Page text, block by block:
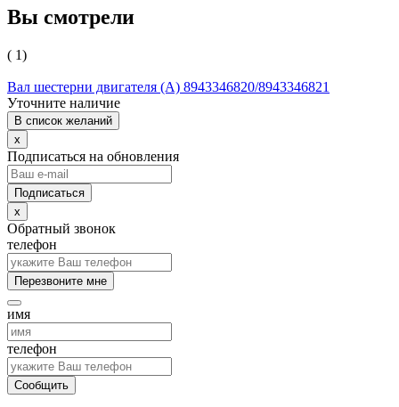
Вы смотрели
( 1)
Вал шестерни двигателя (А) 8943346820/8943346821
Уточните наличие
В список желаний
x
Подписаться на обновления
x
Обратный звонок
телефон
Перезвоните мне
имя
телефон
Сообщить